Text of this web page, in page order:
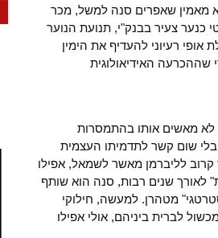
מאמין שאפרים סנה למשל, מכר
כנער צעיר בבנק"י, תנועת הנוער
רעיוני להעדיף את הימין
שההכרעה האידיאולוגית
לא מאשים אותו בהתמסרות
שום קשר לתדמיתו העצמית
קרוב לליברמן מאשר לשמאל, אפילו
לאורך שנים רבות, סנה הוא שותף
מטהרן. למעשה, חילוקי
לברית ביניהם, אולי אפילו